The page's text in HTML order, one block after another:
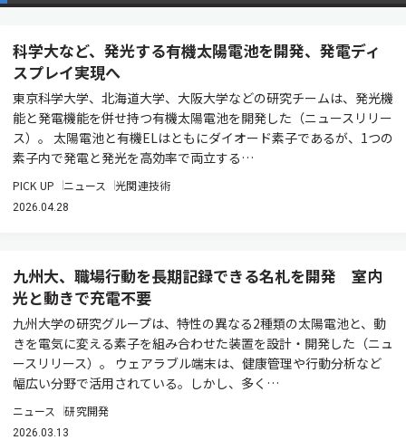
科学大など、発光する有機太陽電池を開発、発電ディ
スプレイ実現へ
東京科学大学、北海道大学、大阪大学などの研究チームは、発光機
能と発電機能を併せ持つ有機太陽電池を開発した（ニュースリリー
ス）。 太陽電池と有機ELはともにダイオード素子であるが、1つの
素子内で発電と発光を高効率で両立する…
PICK UP ニュース 光関連技術
2026.04.28
九州大、職場行動を長期記録できる名札を開発 室内
光と動きで充電不要
九州大学の研究グループは、特性の異なる2種類の太陽電池と、動
きを電気に変える素子を組み合わせた装置を設計・開発した（ニュ
ースリリース）。 ウェアラブル端末は、健康管理や行動分析など
幅広い分野で活用されている。しかし、多く…
ニュース 研究開発
2026.03.13